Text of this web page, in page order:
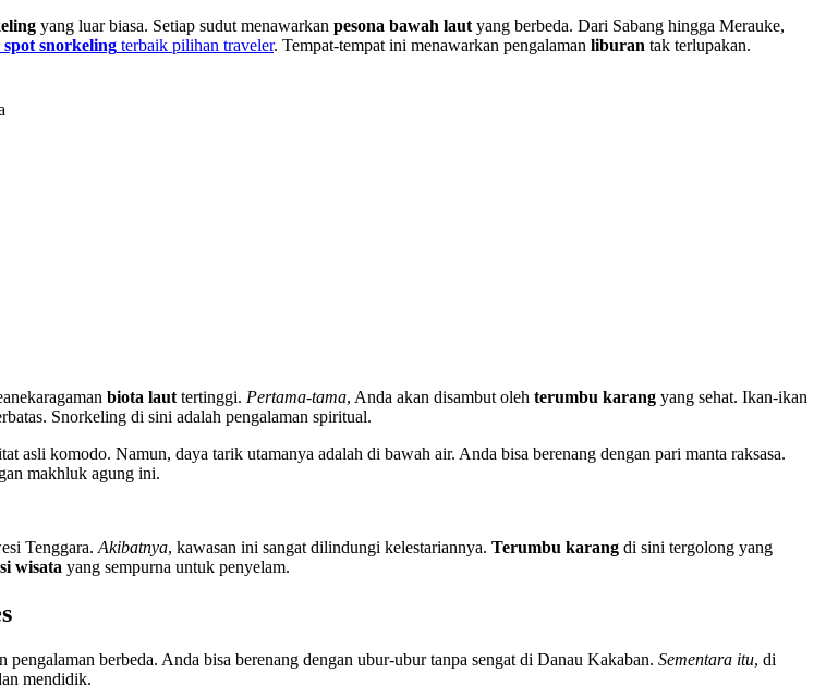
yang luar biasa. Setiap sudut menawarkan pesona bawah lautyang berbeda. Dari Sabang hingga Merauke,
spot snorkeling terbaik pilihan traveler. Tempat-tempat ini menawarkan pengalaman liburan tak terlupakan.
biota laut tertinggi. Pertama-tama, Anda akan disambut oleh terumbu karang yang sehat. Ikan-ikan
Snorkeling di sini adalah pengalaman spiritual.
asli komodo. Namun, daya tarik utamanya adalah di bawah air. Anda bisa berenang dengan pari manta raksasa.
makhluk agung ini.
Tenggara. Akibatnya, kawasan ini sangat dilindungi kelestariannya. Terumbu karang di sini tergolong yang
wisata yang sempurna untuk penyelam.
pengalaman berbeda. Anda bisa berenang dengan ubur-ubur tanpa sengat di Danau Kakaban. Sementara itu, di
mendidik.